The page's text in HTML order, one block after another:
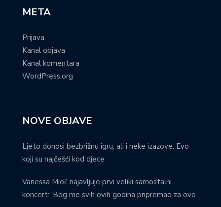
META
Prijava
Kanal objava
Kanal komentara
WordPress.org
NOVE OBJAVE
Ljeto donosi bezbrižnu igru, ali i neke izazove: Evo
koji su najčešći kod djece
Vanessa Mioč najavljuje prvi veliki samostalni
koncert: ‘Bog me svih ovih godina pripremao za ovo’